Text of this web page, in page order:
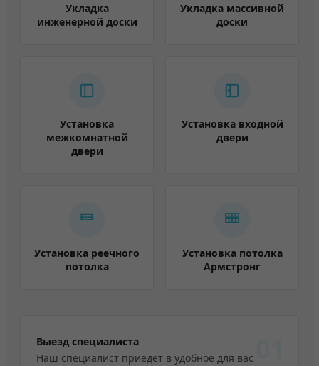
Укладка
инженерной доски
Укладка массивной
доски
Установка
межкомнатной
двери
Установка входной
двери
Установка реечного
потолка
Установка потолка
Армстронг
Выезд специалиста
Наш специалист приедет в удобное для вас